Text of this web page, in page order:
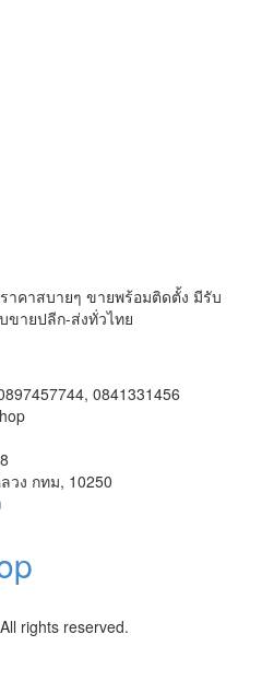
คาสบายๆ ขายพร้อมติดตั้ง มีรับ
ขายปลีก-ส่งทั่วไทย
0841331456
วง กทม, 10250
rights reserved.